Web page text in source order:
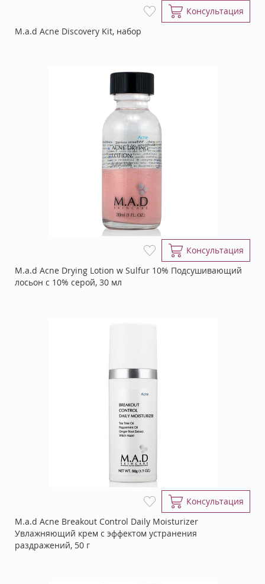
Консультация
M.a.d Acne Discovery Kit, набор
Консультация
M.a.d Acne Drying Lotion w Sulfur 10% Подсушивающий
лосьон с 10% серой, 30 мл
Консультация
M.a.d Acne Breakout Control Daily Moisturizer
Увлажняющий крем с эффектом устранения
раздражений, 50 г